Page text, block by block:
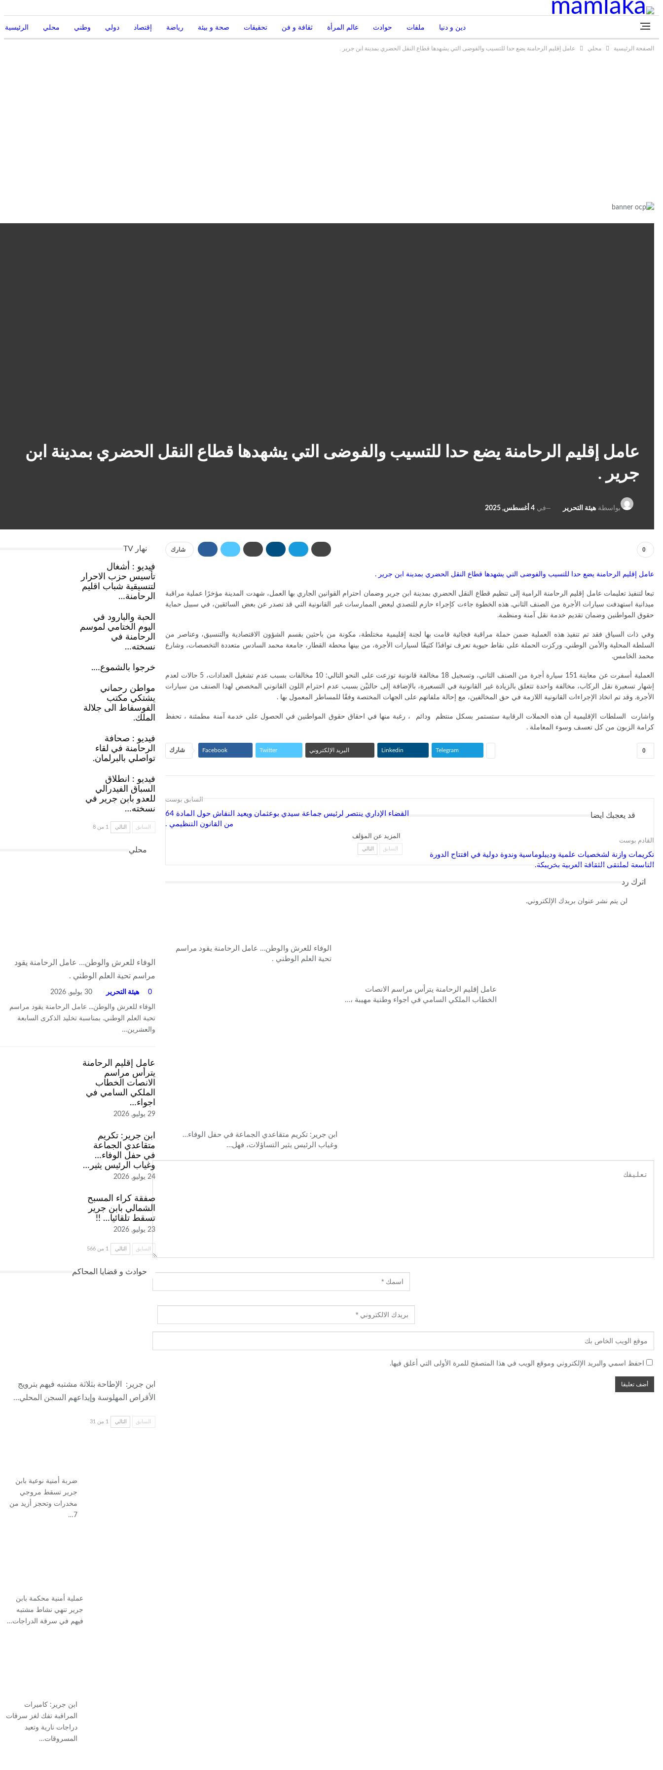
الرئيسية محلي وطني دولي إقتصاد رياضة صحة و بيئة تحقيقات ثقافة و فن عالم المرأة حوادث ملفات دين و دنيا
الصفحة الرئيسية محلي عامل إقليم الرحامنة يضع حدا للتسيب والفوضى التي يشهدها قطاع النقل الحضري بمدينة ابن جرير .
عامل إقليم الرحامنة يضع حدا للتسيب والفوضى التي يشهدها قطاع النقل الحضري بمدينة ابن
جرير .
بواسطة هيئة التحرير في 4 أغسطس, 2025
0 شارك
عامل إقليم الرحامنة يضع حدا للتسيب والفوضى التي يشهدها قطاع النقل الحضري بمدينة ابن جرير .
تبعا لتنفيذ تعليمات عامل إقليم الرحامنة الرامية إلى تنظيم قطاع النقل الحضري بمدينة ابن جرير وضمان احترام القوانين الجاري بها العمل، شهدت المدينة مؤخرًا عملية مراقبة
ميدانية استهدفت سيارات الأجرة من الصنف الثاني. هذه الخطوة جاءت كإجراء حازم للتصدي لبعض الممارسات غير القانونية التي قد تصدر عن بعض السائقين، في سبيل حماية
حقوق المواطنين وضمان تقديم خدمة نقل آمنة ومنظمة.
وفي ذات السياق فقد تم تنفيذ هذه العملية ضمن حملة مراقبة فجائية قامت بها لجنة إقليمية مختلطة، مكونة من باحثين بقسم الشؤون الاقتصادية والتنسيق، وعناصر من
السلطة المحلية والأمن الوطني. وركزت الحملة على نقاط حيوية تعرف توافدًا كثيفًا لسيارات الأجرة، من بينها محطة القطار، جامعة محمد السادس متعددة التخصصات، وشارع
محمد الخامس.
العملية أسفرت عن معاينة 151 سيارة أجرة من الصنف الثاني، وتسجيل 18 مخالفة قانونية توزعت على النحو التالي: 10 مخالفات بسبب عدم تشغيل العدادات، 5 حالات لعدم
إشهار تسعيرة نقل الركاب، مخالفة واحدة تتعلق بالزيادة غير القانونية في التسعيرة، بالإضافة إلى حالتيْن بسبب عدم احترام اللون القانوني المخصص لهذا الصنف من سيارات
الأجرة. وقد تم اتخاذ الإجراءات القانونية اللازمة في حق المخالفين، مع إحالة ملفاتهم على الجهات المختصة وفقًا للمساطر المعمول بها .
واشارت السلطات الإقليمية أن هذه الحملات الرقابية ستستمر بسكل منتظم ودائم ، رغبة منها في احقاق حقوق المواطنين في الحصول على خدمة آمنة مطمئنة ، تحفظ
كرامة الزبون من كل تعسف وسوء المعاملة .
0 شارك Facebook Twitter البريد الإلكتروني Linkedin Telegram
السابق بوست
القضاء الإداري ينتصر لرئيس جماعة سيدي بوعثمان ويعيد النقاش حول المادة 64
من القانون التنظيمي .
القادم بوست
تكريمات وازنة لشخصيات علمية وديبلوماسية وندوة دولية في افتتاح الدورة
التاسعة لملتقى الثقافة العربية بخريبكة.
قد يعجبك ايضا
المزيد عن المؤلف
الوفاء للعرش والوطن… عامل الرحامنة يقود مراسم
تحية العلم الوطني .
عامل إقليم الرحامنة يترأس مراسم الانصات
الخطاب الملكي السامي في اجواء وطنية مهيبة ،…
ابن جرير: تكريم متقاعدي الجماعة في حفل الوفاء…
وغياب الرئيس يثير التساؤلات، فهل…
السابق التالي
اترك رد
لن يتم نشر عنوان بريدك الإلكتروني.
احفظ اسمي والبريد الإلكتروني وموقع الويب في هذا المتصفح للمرة الأولى التي أعلق فيها.
نهار TV
فيديو : أشغال
تأسيس حزب الاحرار
لتنسيقية شباب اقليم
الرحامنة…
الحبة والبارود في
اليوم الختامي لموسم
الرحامنة في
نسخته…
خرجوا بالشموع….
مواطن رحماني
يشتكي مكتب
الفوسفاط الى جلالة
الملك.
فيديو : صحافة
الرحامنة في لقاء
تواصلي بالبرلمان.
فيديو : انطلاق
السباق الفيدرالي
للعدو بابن جرير في
نسخته…
السابق التالي 1 من 8
محلي
الوفاء للعرش والوطن… عامل الرحامنة يقود
مراسم تحية العلم الوطني .
هيئة التحرير 30 يوليو, 2026
الوفاء للعرش والوطن... عامل الرحامنة يقود مراسم
تحية العلم الوطني. بمناسبة تخليد الذكرى السابعة
والعشرين…
عامل إقليم الرحامنة
يترأس مراسم
الانصات الخطاب
الملكي السامي في
اجواء…
29 يوليو, 2026
ابن جرير: تكريم
متقاعدي الجماعة
في حفل الوفاء…
وغياب الرئيس يثير…
24 يوليو, 2026
صفقة كراء المسبح
الشمالي بابن جرير
تسقط تلقائيا… !!
23 يوليو, 2026
السابق التالي 1 من 566
حوادث و قضايا المحاكم
ابن جرير: الإطاحة بثلاثة مشتبه فيهم بترويج
الأقراص المهلوسة وإيداعهم السجن المحلي…
ضربة أمنية نوعية بابن
جرير تسقط مروجي
مخدرات وتحجز أزيد من
7…
عملية أمنية محكمة بابن
جرير تنهي نشاط مشتبه
فيهم في سرقة الدراجات…
ابن جرير: كاميرات
المراقبة تفك لغز سرقات
دراجات نارية وتعيد
المسروقات…
السابق التالي 1 من 31